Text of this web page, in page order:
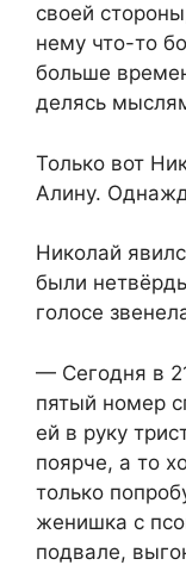
своей
нему что-то
больше
делясь
Только вот
Алину.
Николай
были
голосе
— Сегодня в
пятый номер
ей в руку
поярче, а то
только
женишка с
подвале,